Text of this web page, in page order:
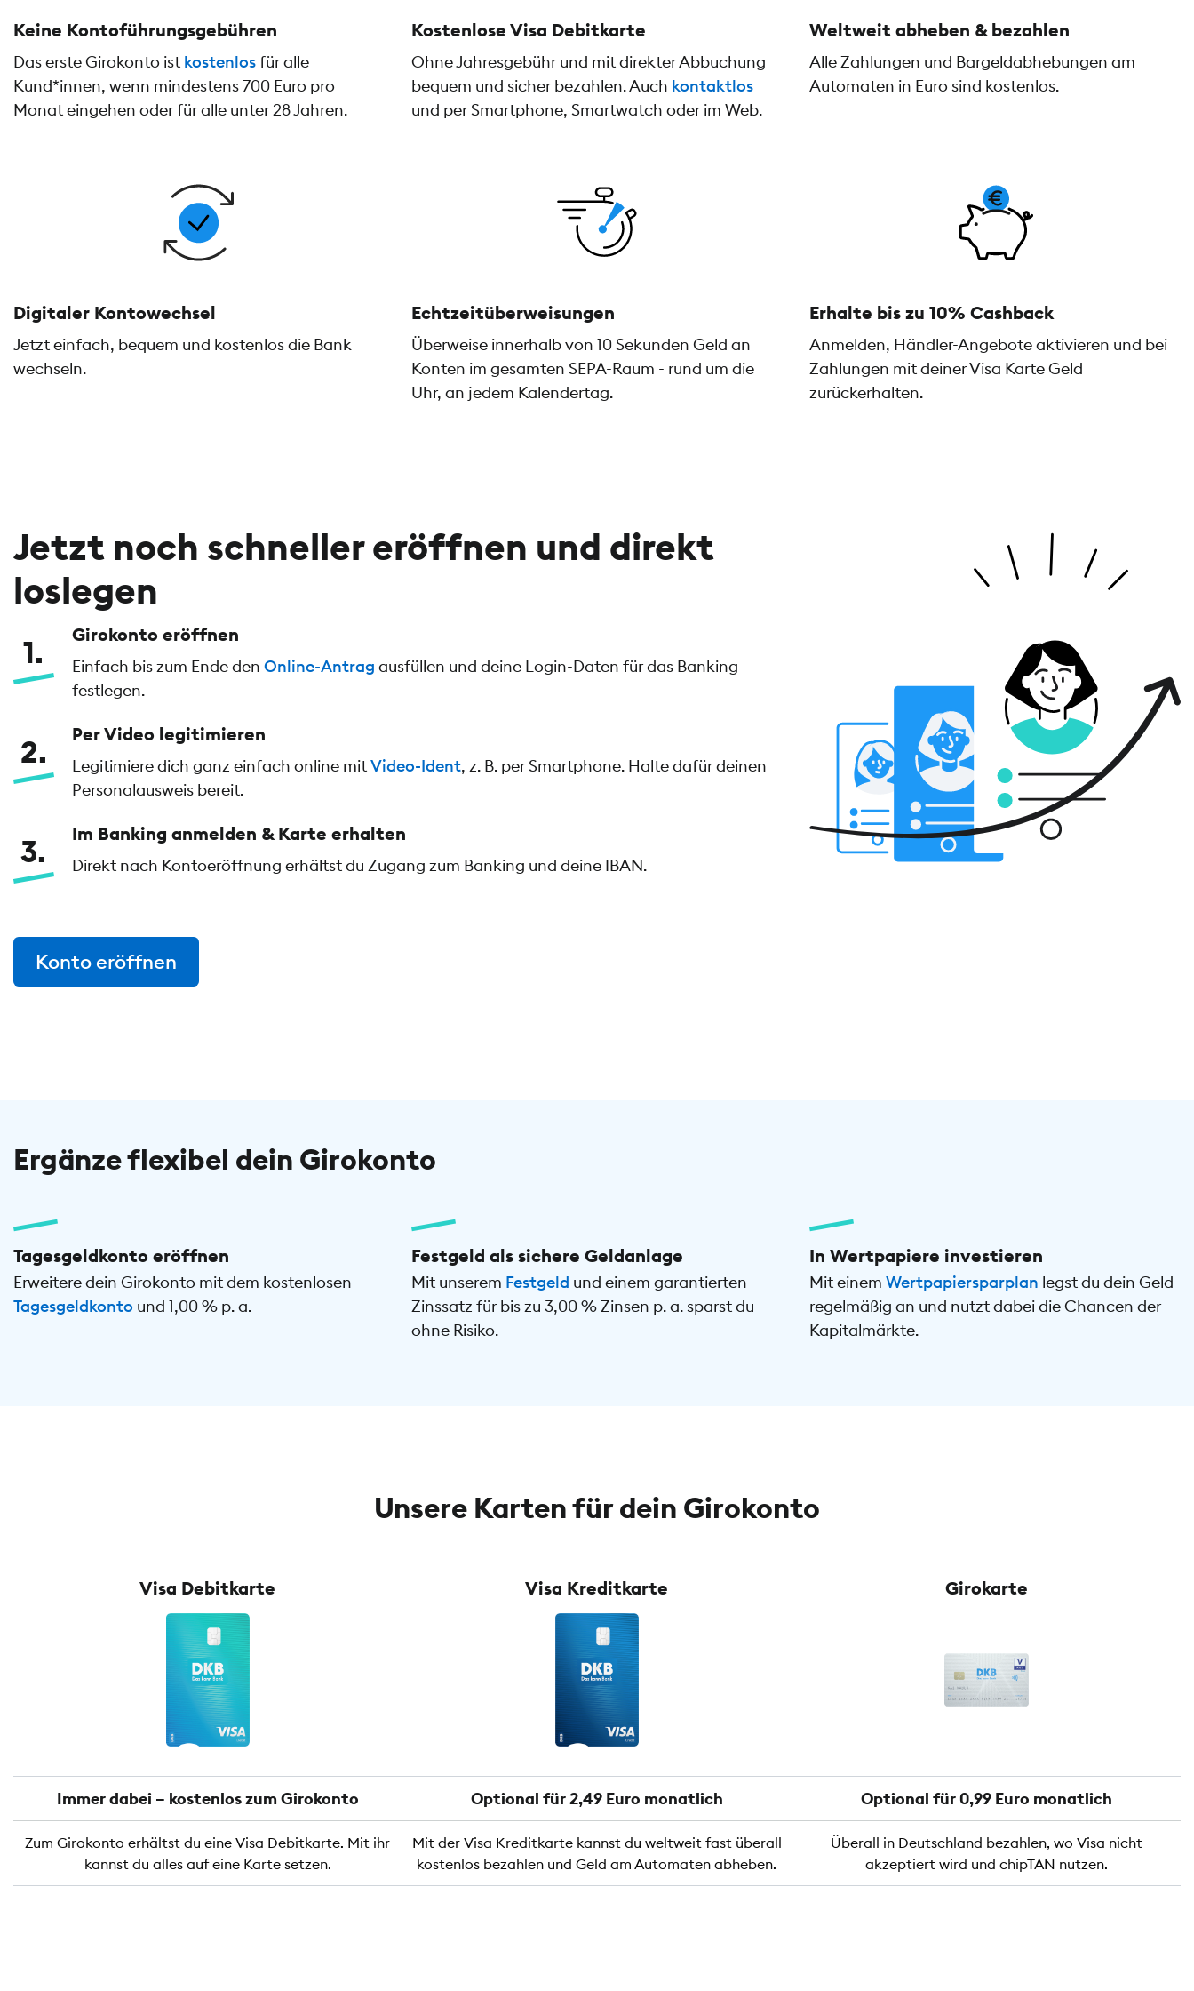
Keine Kontoführungs­gebühren
Das erste Girokonto ist kostenlosfür alle
Kund*innen, wenn mindestens 700 Euro pro
Monat eingehen oder für alle unter 28 Jahren.
Kostenlose Visa Debitkarte
Ohne Jahresgebühr und mit direkter Abbuchung
bequem und sicher bezahlen. Auch kontaktlos
und per Smartphone, Smartwatch oder im Web.
Weltweit abheben & bezahlen
Alle Zahlungen und Bargeldabhebungen am
Automaten in Euro sind kostenlos.
Digitaler Kontowechsel
Jetzt einfach, bequem und kostenlos die Bank
wechseln.
Echtzeitüberweisungen
Überweise innerhalb von 10 Sekunden Geld an
Konten im gesamten SEPA-Raum - rund um die
Uhr, an jedem Kalendertag.
Erhalte bis zu 10% Cashback
Anmelden, Händler-Angebote aktivieren und bei
Zahlungen mit deiner Visa Karte Geld
zurückerhalten.
Jetzt noch schneller eröffnen und direkt
loslegen
1 Girokonto eröffnen
Einfach bis zum Ende den Online-Antrag ausfüllen und deine Login-Daten für das Banking
festlegen.
2 Per Video legitimieren
Legitimiere dich ganz einfach online mitVideo-Ident, z. B. per Smartphone. Halte dafür deinen
Personalausweis bereit.
3 Im Banking anmelden & Karte erhalten
Direkt nach Kontoeröffnung erhältst du Zugang zum Banking und deine IBAN.
Konto eröffnen
Ergänze flexibel dein Girokonto
Tagesgeldkonto eröffnen
Erweitere dein Girokonto mit dem kostenlosen
Tagesgeldkonto und 1,00 % p. a.
Festgeld als sichere Geldanlage
Mit unserem Festgeld und einem garantierten
Zinssatz für bis zu 3,00 % Zinsen p. a. sparst du
ohne Risiko.
In Wertpapiere investieren
Mit einem Wertpapiersparplan legst du dein Geld
regelmäßig an und nutzt dabei die Chancen der
Kapitalmärkte.
Unsere Karten für dein Girokonto
Visa Debitkarte Visa Kreditkarte Girokarte
Immer dabei – kostenlos zum Girokonto Optional für 2,49 Euro monatlich Optional für 0,99 Euro monatlich
Zum Girokonto erhältst du eine Visa Debitkarte. Mit ihr
kannst du alles auf eine Karte setzen.
Mit der Visa Kreditkarte kannst du weltweit fast überall
kostenlos bezahlen und Geld am Automaten abheben.
Überall in Deutschland bezahlen, wo Visa nicht
akzeptiert wird und chipTAN nutzen.